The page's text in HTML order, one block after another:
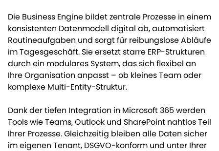
Die Business Engine bildet zentrale Prozesse in einem
konsistenten Datenmodell digital ab, automatisiert
Routineaufgaben und sorgt für reibungslose Abläufe
im Tagesgeschäft. Sie ersetzt starre ERP-Strukturen
durch ein modulares System, das sich flexibel an
Ihre Organisation anpasst – ob kleines Team oder
komplexe Multi-Entity-Struktur.
Dank der tiefen Integration in Microsoft 365 werden
Tools wie Teams, Outlook und SharePoint nahtlos Teil
Ihrer Prozesse. Gleichzeitig bleiben alle Daten sicher
im eigenen Tenant, DSGVO-konform und unter Ihrer